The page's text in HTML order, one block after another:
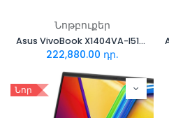
Նոթբուքեր
Asus VivoBook X1404VA-I512256
222,880.00 դր.
Նոր